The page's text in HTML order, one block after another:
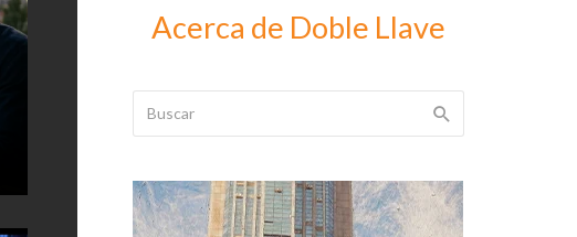
Acerca de Doble Llave